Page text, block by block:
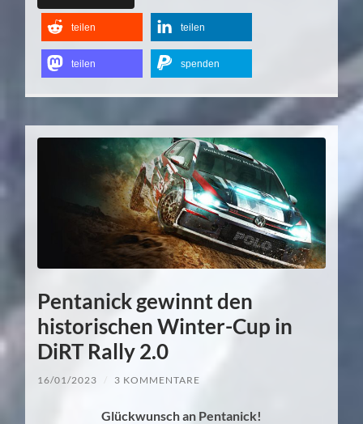
teilen teilen
teilen spenden
Pentanick gewinnt den
historischen Winter-Cup in
DiRT Rally 2.0
16/01/2023 / 3 KOMMENTARE
Glückwunsch an Pentanick!